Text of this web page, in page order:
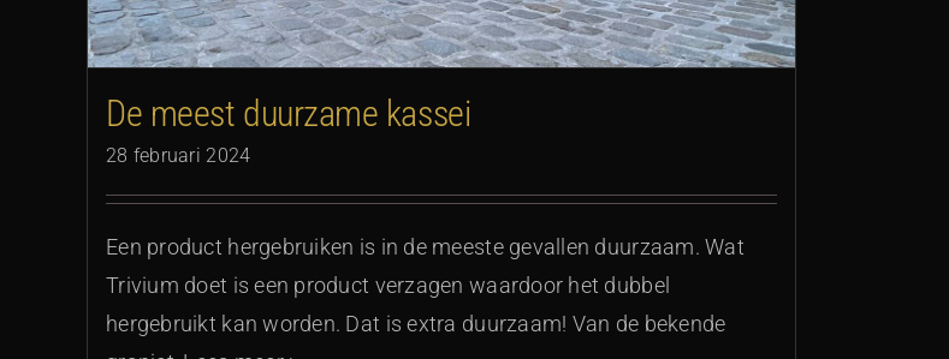
De meest duurzame kassei
28 februari 2024
Een product hergebruiken is in de meeste gevallen duurzaam. Wat
Trivium doet is een product verzagen waardoor het dubbel
hergebruikt kan worden. Dat is extra duurzaam! Van de bekende